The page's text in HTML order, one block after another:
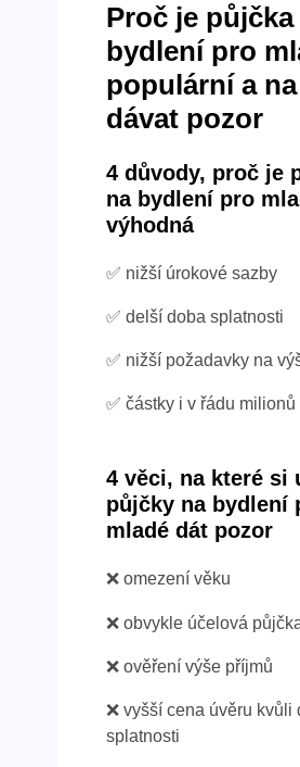
Proč je půjčka
bydlení pro
populární a
dávat pozor
4 důvody, proč je
na bydlení pro
výhodná
✅ nižší úrokové sazby
✅ delší doba splatnosti
✅ nižší požadavky na
✅ částky i v řádu milionů
4 věci, na které si
půjčky na bydlení
mladé dát pozor
❌ omezení věku
❌ obvykle účelová
❌ ověření výše příjmů
❌ vyšší cena úvěru kvůli
splatnosti